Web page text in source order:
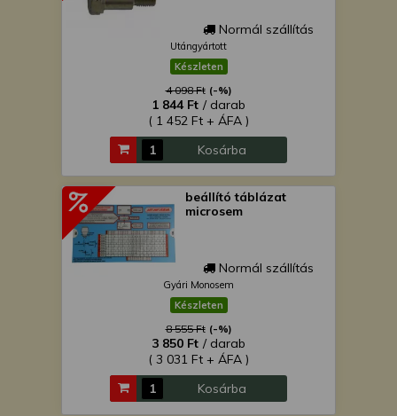
Normál szállítás
Utángyártott
Készleten
4 098 Ft (-%)
1 844 Ft / darab
( 1 452 Ft + ÁFA )
Kosárba
beállító táblázat
microsem
Normál szállítás
Gyári Monosem
Készleten
8 555 Ft (-%)
3 850 Ft / darab
( 3 031 Ft + ÁFA )
Kosárba